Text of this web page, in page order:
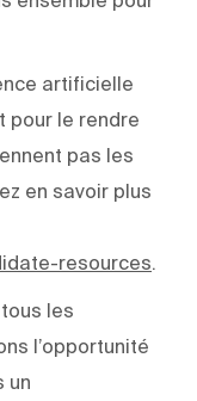
artificielle
pour le rendre
pas les
en savoir plus
resources.
les
l’opportunité
un